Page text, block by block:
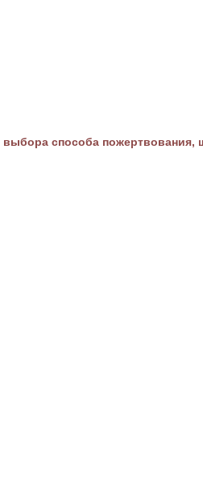
выбора способа пожертвования,